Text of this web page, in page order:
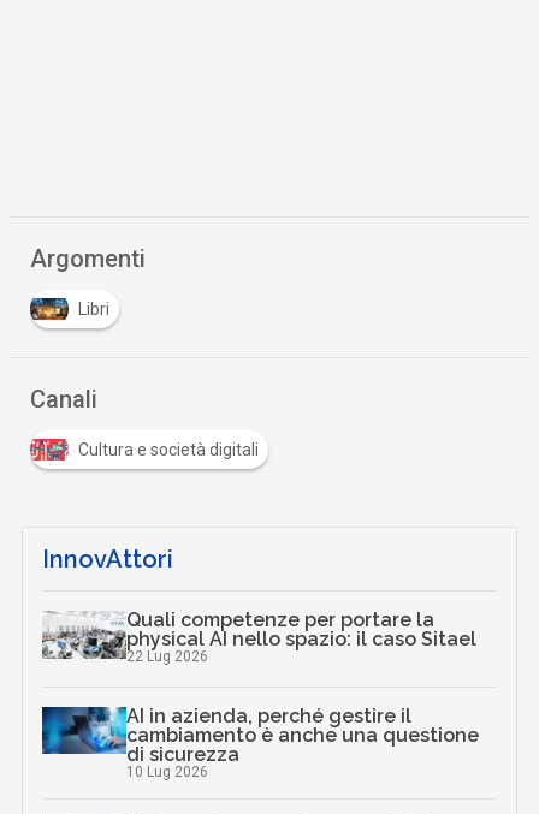
Argomenti
Libri
Canali
Cultura e società digitali
InnovAttori
Quali competenze per portare la
physical AI nello spazio: il caso Sitael
22 Lug 2026
AI in azienda, perché gestire il
cambiamento è anche una questione
di sicurezza
10 Lug 2026